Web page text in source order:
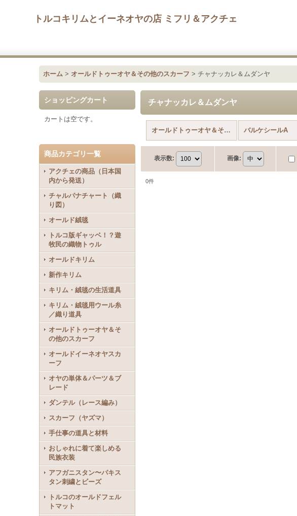
トルコキリムとイーネオヤの店 ミフリ＆アクチェ
ホーム > オールドトゥーオヤ＆その他のスカーフ > チャナッカレ＆ムダンヤ
ショッピングカート
カートは空です。
商品カテゴリ一覧
アクチェの商品（日本国
内から発送）
チャルパナチャート（織
り図）
オールド絨毯
トルコ版ギャッベ！？遊
牧民の織物トゥル
オールドキリム
新作キリム
キリム・絨毯の生活道具
キリム・絨毯用ウール糸
／織り道具
オールドトゥーオヤ＆そ
の他のスカーフ
オールドイーネオヤスカ
ーフ
オヤの単体＆パーツ＆ブ
レード
ダンテル（レース編み）
スカーフ（ヤズマ）
手仕事の道具と材料
おしゃれに着て楽しめる
民族衣装
アフガニスタン〜パキス
タン刺繍とビーズ
トルコのオールドフェル
トマット
チャナッカレ＆ムダンヤ
オールドトゥーオヤ＆その他のスカーフ (全商品) バルケシールA
表示数: 画像:
0件